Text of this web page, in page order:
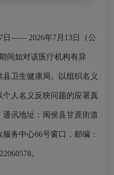
日—— 2026年7月13日（公
间如对该医疗机构有异
卫生健康局。以组织名义
人名义反映问题的应署真
讯地址：闽侯县甘蔗街道
务中心66号窗口，邮编：
。